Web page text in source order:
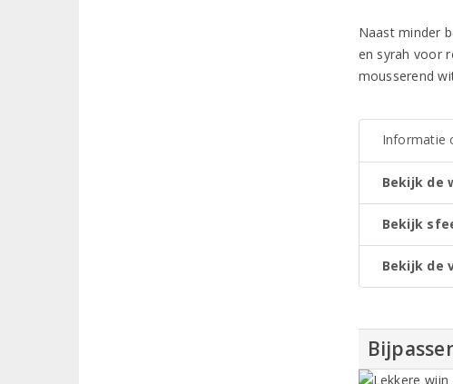
Naast minder
en syrah voor
mousserend
Informatie
Bekijk de
Bekijk
Bekijk de